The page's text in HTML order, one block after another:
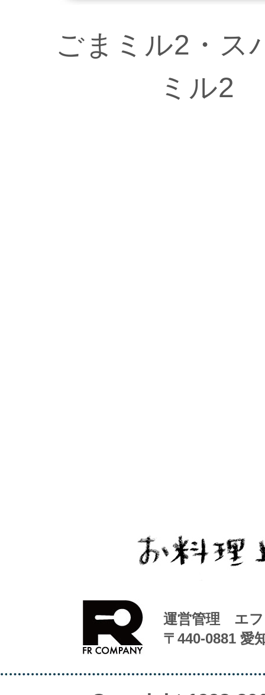
ごまミル2・ス
ミル2
運営管理 エフ
〒440-0881 愛